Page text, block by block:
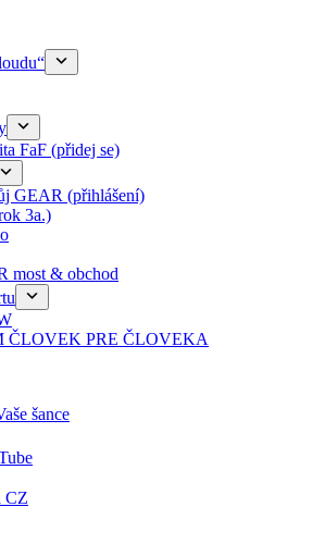
FaF (přidej se)
GEAR (přihlášení)
3a.)
most & obchod
ČLOVEK PRE ČLOVEKA
šance